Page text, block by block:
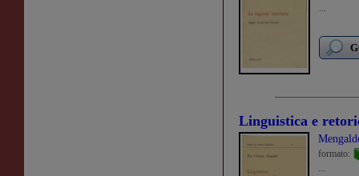
...
Linguistica e
formato:
...